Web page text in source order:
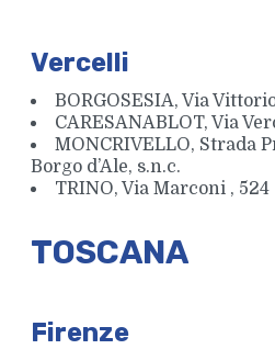
Vercelli
BORGOSESIA, Via
CARESANABLOT, Via
MONCRIVELLO, Strada
Borgo d’Ale, s.n.c.
TRINO, Via Marconi , 524
TOSCANA
Firenze